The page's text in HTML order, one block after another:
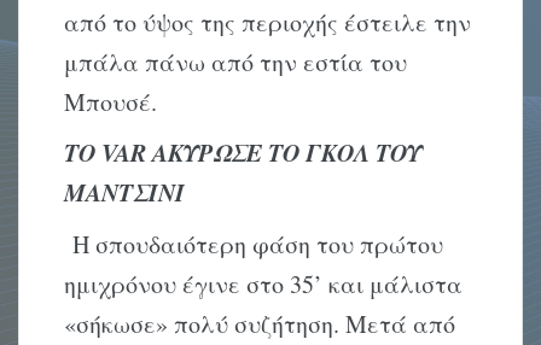
από το ύψος της περιοχής έστειλε την
μπάλα πάνω από την εστία του
Μπουσέ.
ΤΟ VAR ΑΚΥΡΩΣΕ ΤΟ ΓΚΟΛ ΤΟΥ
ΜΑΝΤΣΙΝΙ
Η σπουδαιότερη φάση του πρώτου
ημιχρόνου έγινε στο 35’ και μάλιστα
«σήκωσε» πολύ συζήτηση. Μετά από